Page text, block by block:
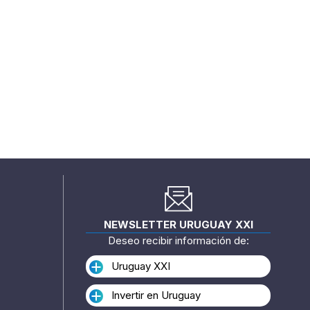
NEWSLETTER URUGUAY XXI
Deseo recibir información de:
Uruguay XXI
Invertir en Uruguay